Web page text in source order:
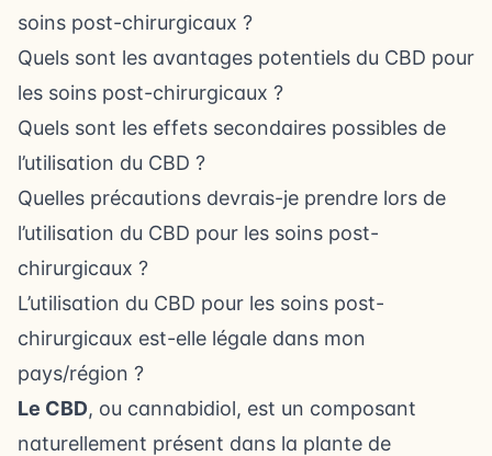
soins post-chirurgicaux ?
Quels sont les avantages potentiels du CBD pour
les soins post-chirurgicaux ?
Quels sont les effets secondaires possibles de
l’utilisation du CBD ?
Quelles précautions devrais-je prendre lors de
l’utilisation du CBD pour les soins post-
chirurgicaux ?
L’utilisation du CBD pour les soins post-
chirurgicaux est-elle légale dans mon
pays/région ?
Le CBD, ou cannabidiol, est un composant
naturellement présent dans la plante de